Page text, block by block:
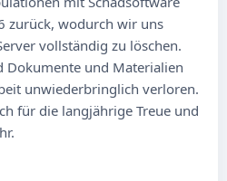
zurück, wodurch wir uns
vollständig zu löschen.
Dokumente und Materialien
unwiederbringlich verloren.
für die langjährige Treue und